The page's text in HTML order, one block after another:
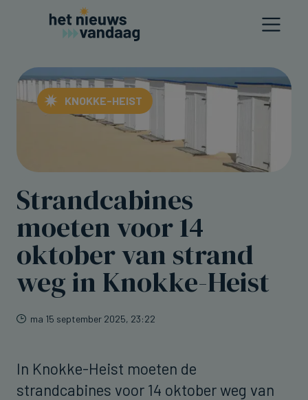
KNOKKE-HEIST
Strandcabines
moeten voor 14
oktober van strand
weg in Knokke-Heist
ma 15 september 2025, 23:22
In Knokke-Heist moeten de
strandcabines voor 14 oktober weg van